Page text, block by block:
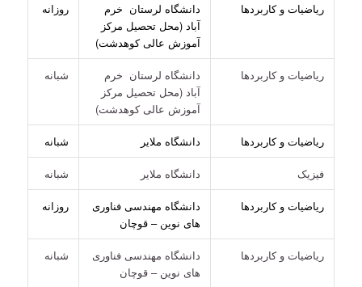
ریاضیات و کاربردها
دانشگاه لرستان خرم
آباد (محل تحصیل مرکز
آموزش عالی کوهدشت)
روزانه
ریاضیات و کاربردها
دانشگاه لرستان خرم
آباد (محل تحصیل مرکز
آموزش عالی کوهدشت)
شبانه
ریاضیات و کاربردها دانشگاه ملایر شبانه
فیزیک دانشگاه ملایر شبانه
ریاضیات و کاربردها
دانشگاه مهندسی فناوری
های نوین – قوچان
روزانه
ریاضیات و کاربردها
دانشگاه مهندسی فناوری
های نوین – قوچان
شبانه